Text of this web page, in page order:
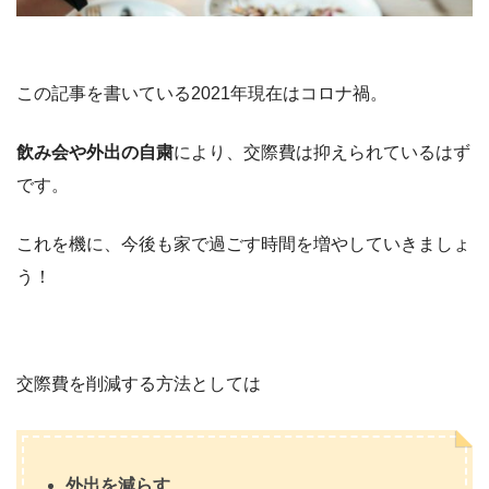
この記事を書いている2021年現在はコロナ禍。
飲み会や外出の自粛により、交際費は抑えられているはず
です。
これを機に、今後も家で過ごす時間を増やしていきましょ
う！
交際費を削減する方法としては
外出を減らす